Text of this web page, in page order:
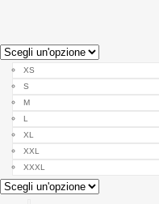
XS
S
M
L
XL
XXL
XXXL